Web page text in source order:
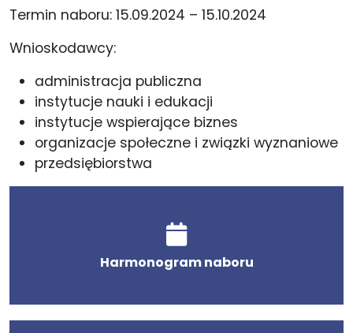
Termin naboru: 15.09.2024 – 15.10.2024
Wnioskodawcy:
administracja publiczna
instytucje nauki i edukacji
instytucje wspierające biznes
organizacje społeczne i związki wyznaniowe
przedsiębiorstwa
Harmonogram naboru